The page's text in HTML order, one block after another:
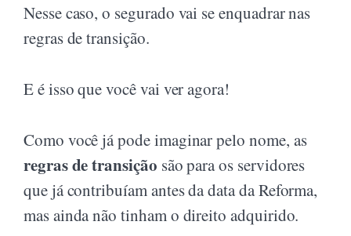
Nesse caso, o segurado vai se enquadrar nas
regras de transição.
E é isso que você vai ver agora!
Como você já pode imaginar pelo nome, as
regras de transição são para os servidores
que já contribuíam antes da data da Reforma,
mas ainda não tinham o direito adquirido.